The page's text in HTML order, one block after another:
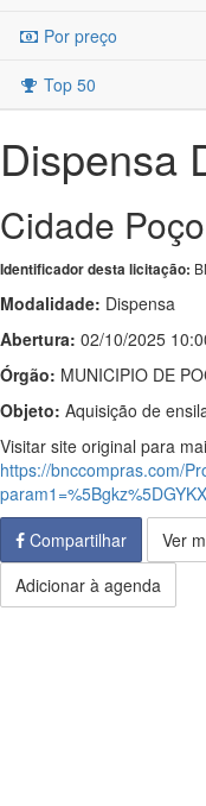
Por preço
Top 50
Dispensa
Cidade
Identificador desta licitação:
Modalidade: Dispensa
Abertura: 02/10/2025
Órgão: MUNICIPIO DE
Objeto: Aquisição de
Visitar site original para
https://bnccompras.com/
Compartilhar
Ver
Adicionar à agenda